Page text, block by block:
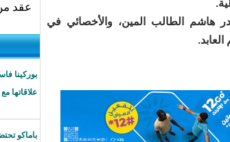
هاشم الطالب المين، والأخصائي في
عقد
بوركينا
علاقاتها
باماكو